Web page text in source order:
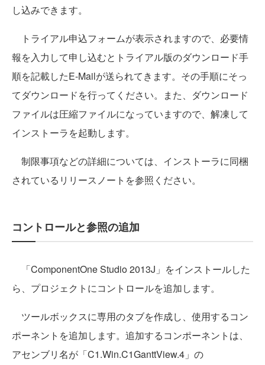
し込みできます。
トライアル申込フォームが表示されますので、必要情
報を入力して申し込むとトライアル版のダウンロード手
順を記載したE-Mailが送られてきます。その手順にそっ
てダウンロードを行ってください。また、ダウンロード
ファイルは圧縮ファイルになっていますので、解凍して
インストーラを起動します。
制限事項などの詳細については、インストーラに同梱
されているリリースノートを参照ください。
コントロールと参照の追加
「ComponentOne Studio 2013J」をインストールした
ら、プロジェクトにコントロールを追加します。
ツールボックスに専用のタブを作成し、使用するコン
ポーネントを追加します。追加するコンポーネントは、
アセンブリ名が「C1.Win.C1GanttView.4」の